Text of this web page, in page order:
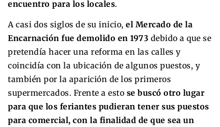
encuentro para los locales.
A casi dos siglos de su inicio, el Mercado de la
Encarnación fue demolido en 1973 debido a que se
pretendía hacer una reforma en las calles y
coincidía con la ubicación de algunos puestos, y
también por la aparición de los primeros
supermercados. Frente a esto se buscó otro lugar
para que los feriantes pudieran tener sus puestos
para comercial, con la finalidad de que sea un